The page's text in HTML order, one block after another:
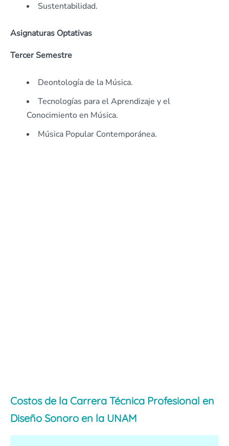
Sustentabilidad.
Asignaturas Optativas
Tercer Semestre
Deontología de la Música.
Tecnologías para el Aprendizaje y el
Conocimiento en Música.
Música Popular Contemporánea.
Costos de la Carrera Técnica Profesional en
Diseño Sonoro en la UNAM